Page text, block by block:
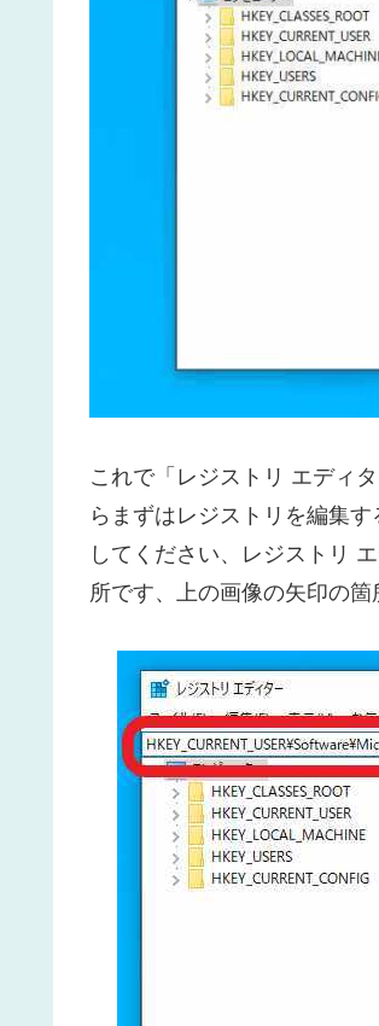
これで「レジストリ エディ
らまずはレジストリを編集
してください、レジストリ
所です、上の画像の矢印の箇